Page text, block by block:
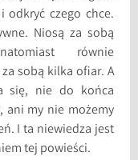
odkryć czego chce.
Niosą za sobą
równie
sobą kilka ofiar. A
się, nie do końca
ani my nie możemy
I ta niewiedza jest
tej powieści.